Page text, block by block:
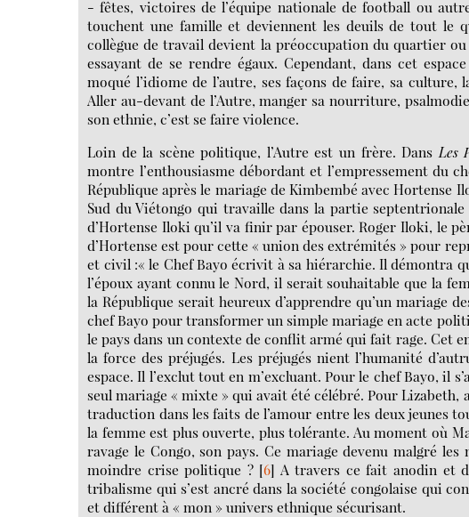
- fêtes, victoires de l’équipe nationale de football ou
touchent une famille et deviennent les deuils de tout le
collègue de travail devient la préoccupation du quartier
essayant de se rendre égaux. Cependant, dans cet
moqué l’idiome de l’autre, ses façons de faire, sa
Aller au-devant de l’Autre, manger sa nourriture,
son ethnie, c’est se faire violence.
Loin de la scène politique, l’Autre est un frère. Dans Les
montre l’enthousiasme débordant et l’empressement du
République après le mariage de Kimbembé avec Hortense
Sud du Viétongo qui travaille dans la partie
d’Hortense Iloki qu’il va finir par épouser. Roger Iloki, le
d’Hortense est pour cette « union des extrémités » pour
et civil :« le Chef Bayo écrivit à sa hiérarchie. Il démontra
l’époux ayant connu le Nord, il serait souhaitable que la
la République serait heureux d’apprendre qu’un mariage
chef Bayo pour transformer un simple mariage en acte
le pays dans un contexte de conflit armé qui fait rage. Cet
la force des préjugés. Les préjugés nient l’humanité
espace. Il l’exclut tout en m’excluant. Pour le chef Bayo, il
seul mariage « mixte » qui avait été célébré. Pour
traduction dans les faits de l’amour entre les deux jeunes
la femme est plus ouverte, plus tolérante. Au moment où
ravage le Congo, son pays. Ce mariage devenu malgré
moindre crise politique ?[6] A travers ce fait anodin et
tribalisme qui s’est ancré dans la société congolaise qui
et différent à « mon » univers ethnique sécurisant.